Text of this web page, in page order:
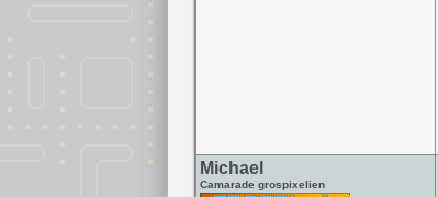
Michael
Camarade grospixelien